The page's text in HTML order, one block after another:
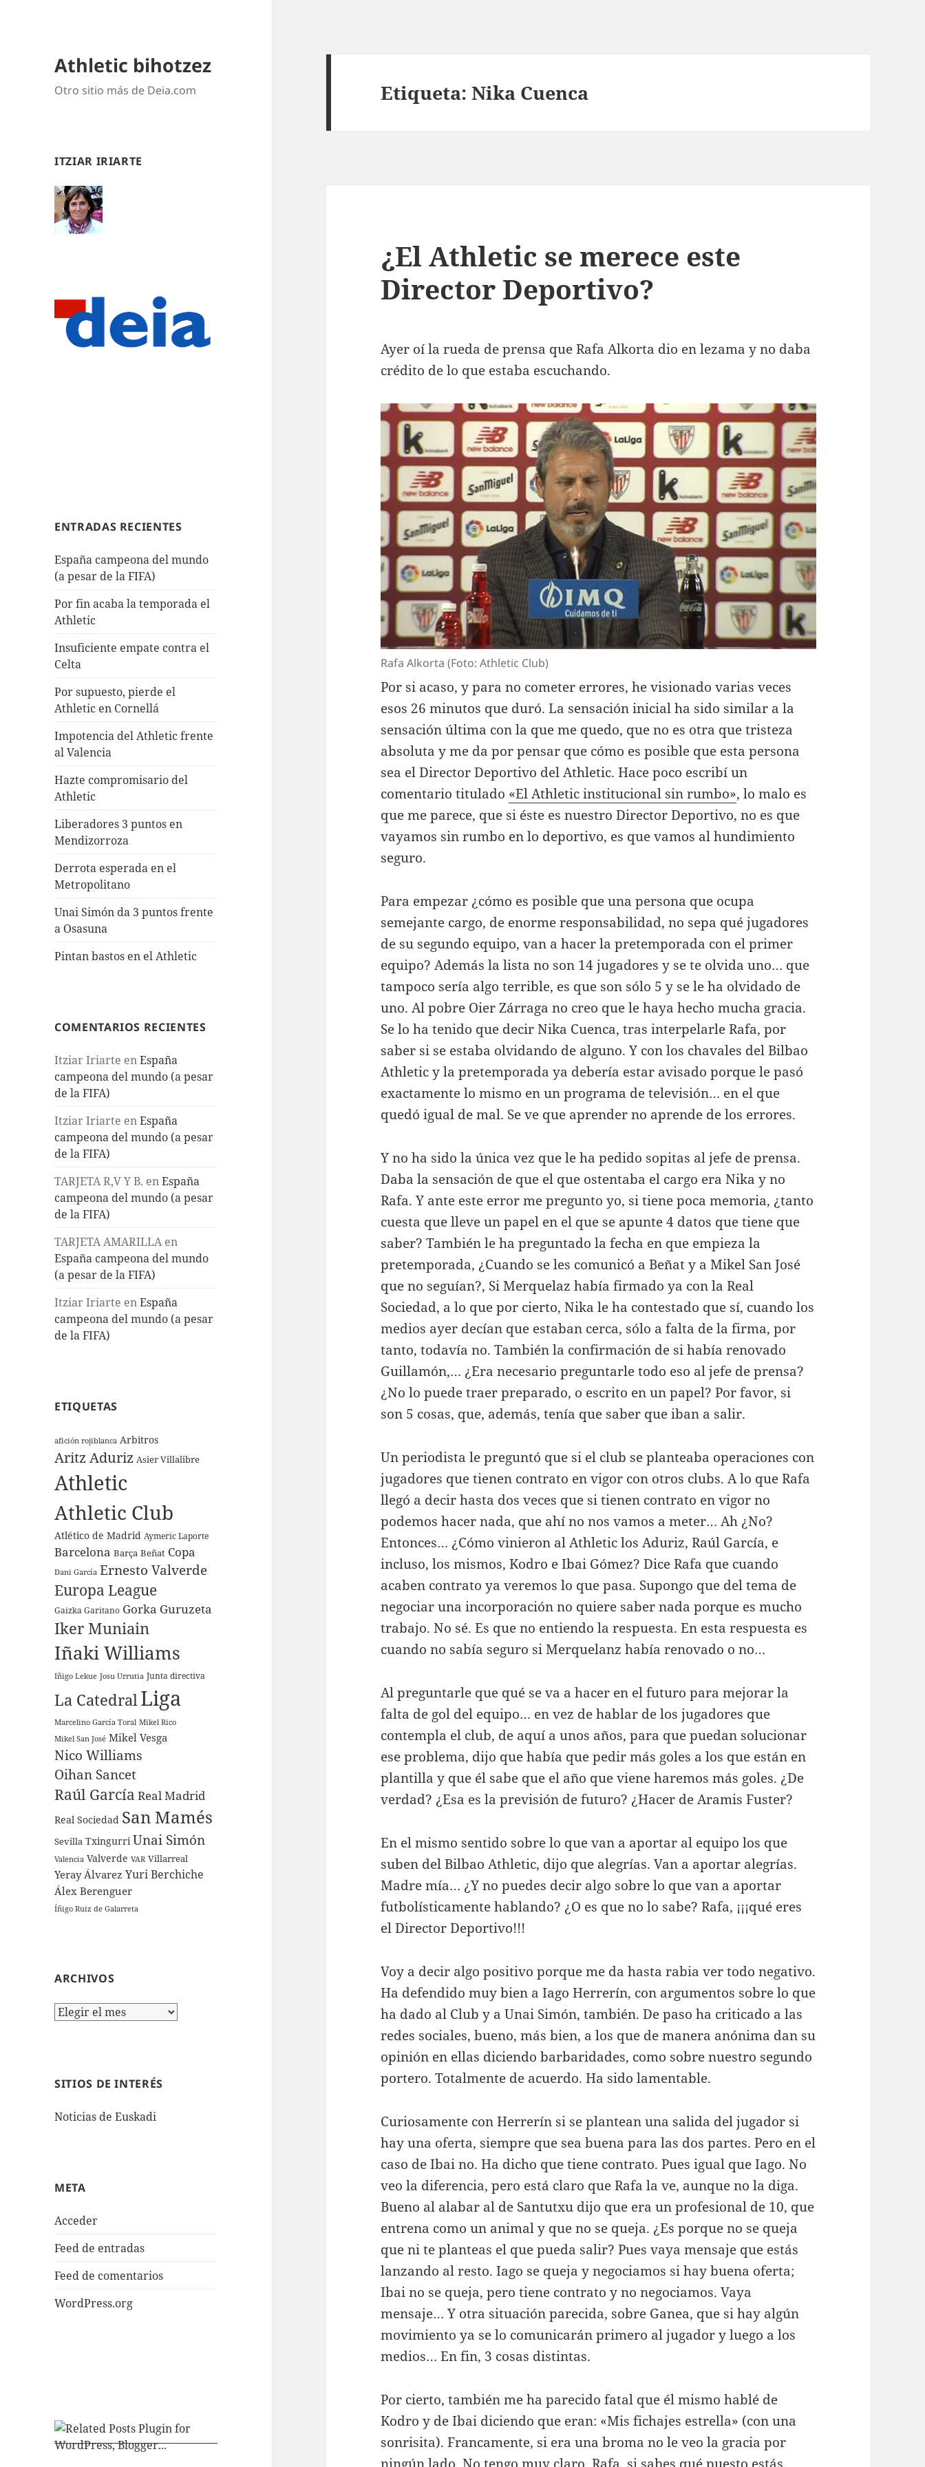
Athletic bihotzez
Otro sitio más de Deia.com
ITZIAR IRIARTE
ENTRADAS RECIENTES
España campeona del mundo
(a pesar de la FIFA)
Por fin acaba la temporada el
Athletic
Insuficiente empate contra el
Celta
Por supuesto, pierde el
Athletic en Cornellá
Impotencia del Athletic frente
al Valencia
Hazte compromisario del
Athletic
Liberadores 3 puntos en
Mendizorroza
Derrota esperada en el
Metropolitano
Unai Simón da 3 puntos frente
a Osasuna
Pintan bastos en el Athletic
COMENTARIOS RECIENTES
Itziar Iriarte enEspaña
campeona del mundo (a pesar
de la FIFA)
Itziar Iriarte enEspaña
campeona del mundo (a pesar
de la FIFA)
TARJETA R,V Y B. enEspaña
campeona del mundo (a pesar
de la FIFA)
TARJETA AMARILLAen
España campeona del mundo
(a pesar de la FIFA)
Itziar Iriarte enEspaña
campeona del mundo (a pesar
de la FIFA)
ETIQUETAS
afición rojiblanca Arbitros
Aritz Aduriz Asier Villalibre
Athletic
Athletic Club
Atlético de Madrid Aymeric Laporte
Barcelona Barça Beñat Copa
Dani García Ernesto Valverde
Europa League
Gaizka Garitano Gorka Guruzeta
Iker Muniain
Iñaki Williams
Iñigo Lekue Josu Urrutia Junta directiva
La CatedralLiga
Marcelino García Toral Mikel Rico
Mikel San José Mikel Vesga
Nico Williams
Oihan Sancet
Raúl García Real Madrid
Real Sociedad San Mamés
Sevilla Txingurri Unai Simón
Valencia Valverde VAR Villarreal
Yeray Álvarez Yuri Berchiche
Álex Berenguer
Íñigo Ruiz de Galarreta
ARCHIVOS
Archivos
SITIOS DE INTERÉS
Noticias de Euskadi
META
Acceder
Feed de entradas
Feed de comentarios
WordPress.org
Etiqueta:Nika Cuenca
¿El Athletic se merece este
Director Deportivo?
Ayer oí la rueda de prensa que Rafa Alkorta dio en lezama y no daba
crédito de lo que estaba escuchando.
Rafa Alkorta (Foto: Athletic Club)
Por si acaso, y para no cometer errores, he visionado varias veces
esos 26 minutos que duró. La sensación inicial ha sido similar a la
sensación última con la que me quedo, que no es otra que tristeza
absoluta y me da por pensar que cómo es posible que esta persona
sea el Director Deportivo del Athletic. Hace poco escribí un
comentario titulado «El Athletic institucional sin rumbo», lo malo es
que me parece, que si éste es nuestro Director Deportivo, no es que
vayamos sin rumbo en lo deportivo, es que vamos al hundimiento
seguro.
Para empezar ¿cómo es posible que una persona que ocupa
semejante cargo, de enorme responsabilidad, no sepa qué jugadores
de su segundo equipo, van a hacer la pretemporada con el primer
equipo? Además la lista no son 14 jugadores y se te olvida uno… que
tampoco sería algo terrible, es que son sólo 5 y se le ha olvidado de
uno. Al pobre Oier Zárraga no creo que le haya hecho mucha gracia.
Se lo ha tenido que decir Nika Cuenca, tras interpelarle Rafa, por
saber si se estaba olvidando de alguno. Y con los chavales del Bilbao
Athletic y la pretemporada ya debería estar avisado porque le pasó
exactamente lo mismo en un programa de televisión… en el que
quedó igual de mal. Se ve que aprender no aprende de los errores.
Y no ha sido la única vez que le ha pedido sopitas al jefe de prensa.
Daba la sensación de que el que ostentaba el cargo era Nika y no
Rafa. Y ante este error me pregunto yo, si tiene poca memoria, ¿tanto
cuesta que lleve un papel en el que se apunte 4 datos que tiene que
saber? También le ha preguntado la fecha en que empieza la
pretemporada, ¿Cuando se les comunicó a Beñat y a Mikel San José
que no seguían?, Si Merquelaz había firmado ya con la Real
Sociedad, a lo que por cierto, Nika le ha contestado que sí, cuando los
medios ayer decían que estaban cerca, sólo a falta de la firma, por
tanto, todavía no. También la confirmación de si había renovado
Guillamón,… ¿Era necesario preguntarle todo eso al jefe de prensa?
¿No lo puede traer preparado, o escrito en un papel? Por favor, si
son 5 cosas, que, además, tenía que saber que iban a salir.
Un periodista le preguntó que si el club se planteaba operaciones con
jugadores que tienen contrato en vigor con otros clubs. A lo que Rafa
llegó a decir hasta dos veces que si tienen contrato en vigor no
podemos hacer nada, que ahí no nos vamos a meter… Ah ¿No?
Entonces… ¿Cómo vinieron al Athletic los Aduriz, Raúl García, e
incluso, los mismos, Kodro e Ibai Gómez? Dice Rafa que cuando
acaben contrato ya veremos lo que pasa. Supongo que del tema de
negociar una incorporación no quiere saber nada porque es mucho
trabajo. No sé. Es que no entiendo la respuesta. En esta respuesta es
cuando no sabía seguro si Merquelanz había renovado o no…
Al preguntarle que qué se va a hacer en el futuro para mejorar la
falta de gol del equipo… en vez de hablar de los jugadores que
contempla el club, de aquí a unos años, para que puedan solucionar
ese problema, dijo que había que pedir más goles a los que están en
plantilla y que él sabe que el año que viene haremos más goles. ¿De
verdad? ¿Esa es la previsión de futuro? ¿Hacer de Aramis Fuster?
En el mismo sentido sobre lo que van a aportar al equipo los que
suben del Bilbao Athletic, dijo que alegrías. Van a aportar alegrías.
Madre mía… ¿Y no puedes decir algo sobre lo que van a aportar
futbolísticamente hablando? ¿O es que no lo sabe? Rafa, ¡¡¡qué eres
el Director Deportivo!!!
Voy a decir algo positivo porque me da hasta rabia ver todo negativo.
Ha defendido muy bien a Iago Herrerín, con argumentos sobre lo que
ha dado al Club y a Unai Simón, también. De paso ha criticado a las
redes sociales, bueno, más bien, a los que de manera anónima dan su
opinión en ellas diciendo barbaridades, como sobre nuestro segundo
portero. Totalmente de acuerdo. Ha sido lamentable.
Curiosamente con Herrerín si se plantean una salida del jugador si
hay una oferta, siempre que sea buena para las dos partes. Pero en el
caso de Ibai no. Ha dicho que tiene contrato. Pues igual que Iago. No
veo la diferencia, pero está claro que Rafa la ve, aunque no la diga.
Bueno al alabar al de Santutxu dijo que era un profesional de 10, que
entrena como un animal y que no se queja. ¿Es porque no se queja
que ni te planteas el que pueda salir? Pues vaya mensaje que estás
lanzando al resto. Iago se queja y negociamos si hay buena oferta;
Ibai no se queja, pero tiene contrato y no negociamos. Vaya
mensaje… Y otra situación parecida, sobre Ganea, que si hay algún
movimiento ya se lo comunicarán primero al jugador y luego a los
medios… En fin, 3 cosas distintas.
Por cierto, también me ha parecido fatal que él mismo hablé de
Kodro y de Ibai diciendo que eran: «Mis fichajes estrella» (con una
sonrisita). Francamente, si era una broma no le veo la gracia por
ningún lado. No tengo muy claro, Rafa, si sabes qué puesto estás